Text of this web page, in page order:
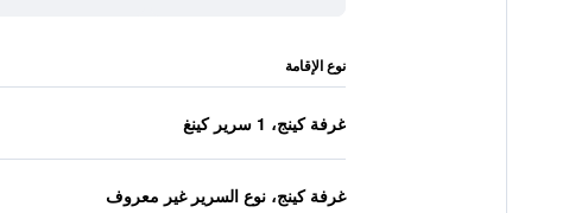
نوع الإقامة
غرفة كينج، 1 سرير كينغ
غرفة كينج، نوع السرير غير معروف